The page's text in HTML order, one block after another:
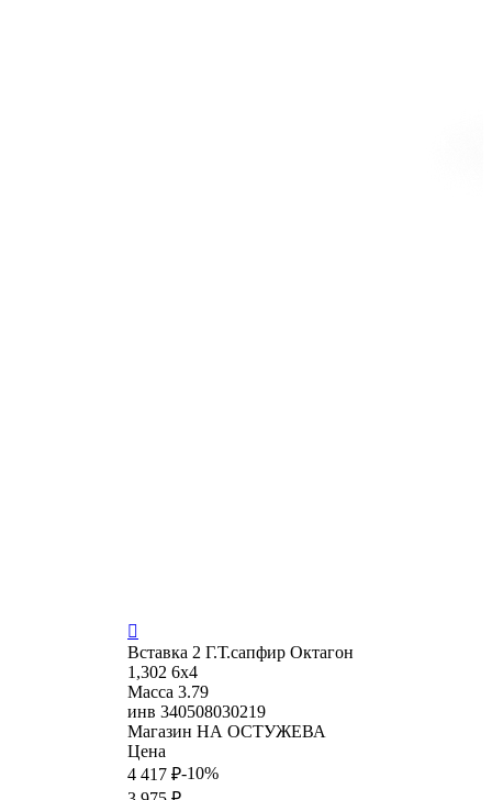

Вставка 2 Г.Т.сапфир Октагон
1,302 6х4
Масса 3.79
инв 340508030219
Магазин НА ОСТУЖЕВА
Цена
4 417 ₽-10%